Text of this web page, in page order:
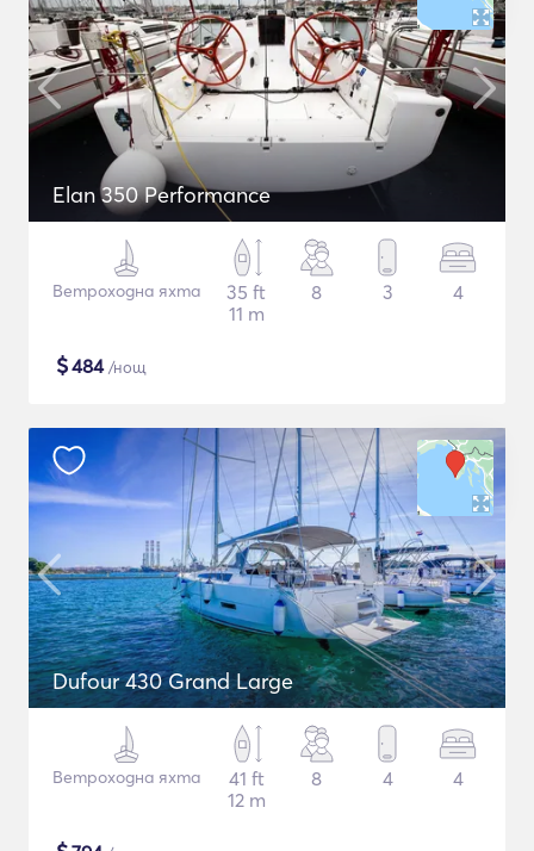
Elan 350 Performance
Ветроходна яхта
35 ft
11 m
8 3 4
$484/нощ
Dufour 430 Grand Large
Ветроходна яхта
41 ft
12 m
8 4 4